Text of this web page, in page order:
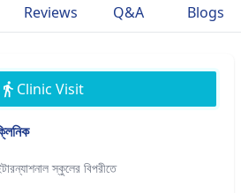
Reviews Q&A Blogs
Clinic Visit
স্কুলের বিপরীতে